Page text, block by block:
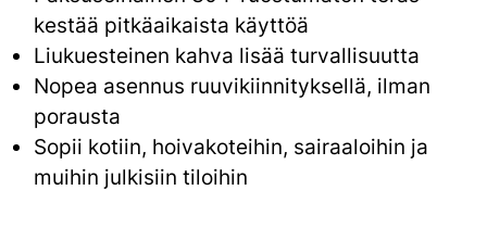
kestää pitkäaikaista käyttöä
Liukuesteinen kahva lisää turvallisuutta
Nopea asennus ruuvikiinnityksellä, ilman
porausta
Sopii kotiin, hoivakoteihin, sairaaloihin ja
muihin julkisiin tiloihin